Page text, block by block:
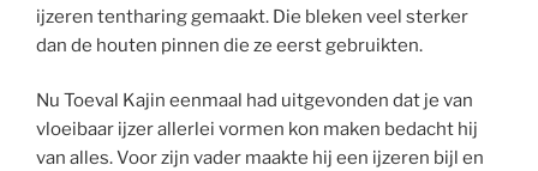
ijzeren tentharing gemaakt. Die bleken veel sterker
dan de houten pinnen die ze eerst gebruikten.
Nu Toeval Kajin eenmaal had uitgevonden dat je van
vloeibaar ijzer allerlei vormen kon maken bedacht hij
van alles. Voor zijn vader maakte hij een ijzeren bijl en